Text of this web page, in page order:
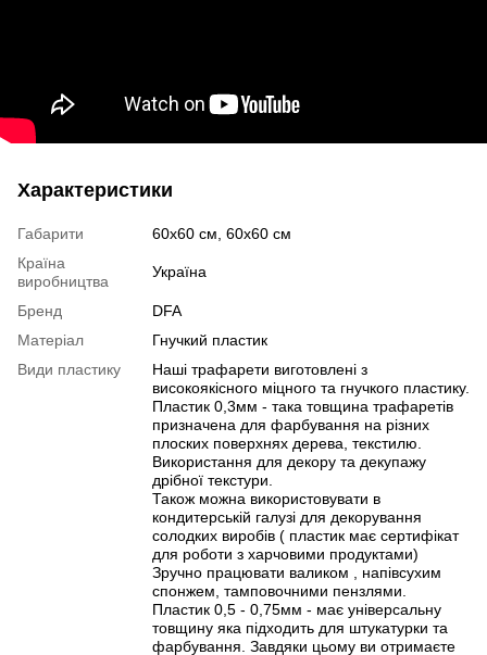
Характеристики
Габарити
60x60 см, 60x60 см
Країна
виробництва
Україна
Бренд
DFA
Матеріал
Гнучкий пластик
Види пластику
Наші трафарети виготовлені з
високоякісного міцного та гнучкого пластику.
Пластик 0,3мм - така товщина трафаретів
призначена для фарбування на різних
плоских поверхнях дерева, текстилю.
Використання для декору та декупажу
дрібної текстури.
Також можна використовувати в
кондитерській галузі для декорування
солодких виробів ( пластик має сертифікат
для роботи з харчовими продуктами)
Зручно працювати валиком , напівсухим
спонжем, тамповочними пензлями.
Пластик 0,5 - 0,75мм - має універсальну
товщину яка підходить для штукатурки та
фарбування. Завдяки цьому ви отримаєте